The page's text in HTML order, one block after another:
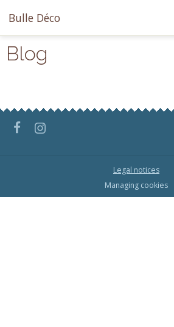
Bulle Déco
Blog
Legal notices
Managing cookies